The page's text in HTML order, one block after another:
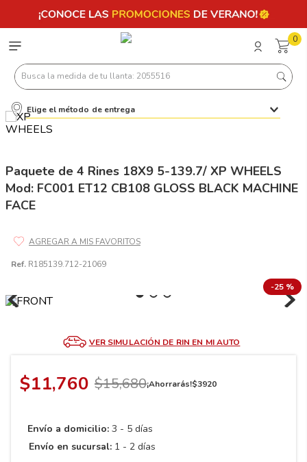
0
Busca la medida de tu llanta: 2055516
Elige el método de entrega
Paquete de 4 Rines 18X9 5-139.7/ XP WHEELS
Mod: FC001 ET12 CB108 GLOSS BLACK MACHINE
FACE
Ref. R185139.712-21069
-25 %
VER SIMULACIÓN DE RIN EN MI AUTO
$11,760 $15,680¡Ahorrarás!$3920
Envío a domicilio: 3 - 5 días
Envío en sucursal: 1 - 2 días
Términos más buscados
3.225